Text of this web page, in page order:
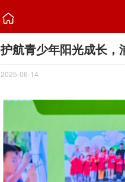

护航青少年阳光成长，
2025-06-14